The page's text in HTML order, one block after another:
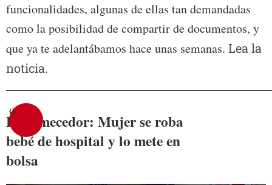
funcionalidades, algunas de ellas tan demandadas
como la posibilidad de compartir de documentos, y
que ya te adelantábamos hace unas semanas. Lea la
noticia.
9
Estremecedor: Mujer se roba
bebé de hospital y lo mete en
bolsa